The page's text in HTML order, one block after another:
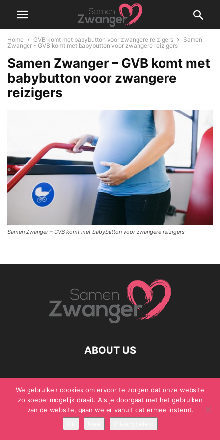
Home GVB komt met babybutton voor zwangere reizigers
Samen
Zwanger - GVB komt met babybutton voor zwangere reizigers
Samen Zwanger – GVB komt met
babybutton voor zwangere
reizigers
Samen Zwanger – GVB komt met babybutton voor zwangere reizigers
ABOUT US
© Samen Zwanger - Copyright - Gericht Media 2017 - 2021
We gebruiken cookies om ervoor te zorgen dat onze website
zo soepel mogelijk draait. Als je doorgaat met het gebruiken
van de website, gaan we er vanuit dat ermee instemt.